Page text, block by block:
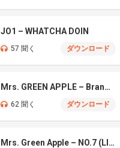
JO1 – WHATCHA DOIN
57 聞く ダウンロード
Mrs. GREEN APPLE – Brand New
62 聞く ダウンロード
Mrs. Green Apple – NO.7 (LIVE)